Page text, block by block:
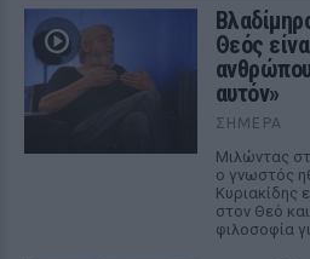
Θεός
αυτόν»
ΣΉΜΕΡΑ
Μιλώντας
ο γνωστός
Κυριακίδης
στον Θεό
φιλοσοφία